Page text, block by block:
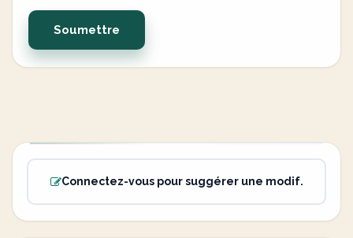
Soumettre
Connectez-vous pour suggérer une modif.